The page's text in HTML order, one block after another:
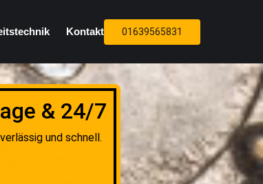
Kontakt 01639565831
& 24/7
und schnell.